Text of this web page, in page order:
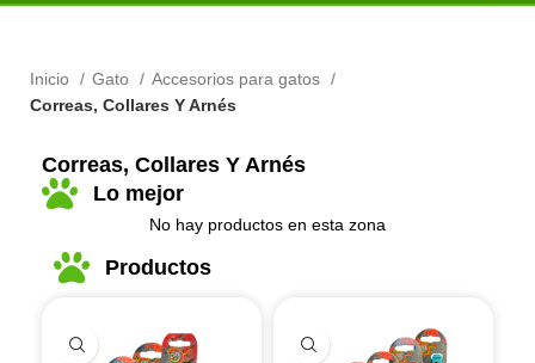
Inicio Gato
Accesorios para gatos
Correas, Collares Y Arnés
Correas, Collares Y Arnés
Lo mejor
No hay productos en esta zona
Productos